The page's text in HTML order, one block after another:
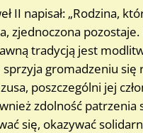
II napisał: „Rodzina,
zjednoczona
tradycją jest
sprzyja gromadzeniu się
poszczególni jej
zdolność patrzenia
się, okazywać